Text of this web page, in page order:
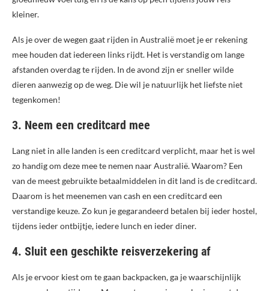
kleiner.
Als je over de wegen gaat rijden in Australië moet je er rekening
mee houden dat iedereen links rijdt. Het is verstandig om lange
afstanden overdag te rijden. In de avond zijn er sneller wilde
dieren aanwezig op de weg. Die wil je natuurlijk het liefste niet
tegenkomen!
3. Neem een creditcard mee
Lang niet in alle landen is een creditcard verplicht, maar het is wel
zo handig om deze mee te nemen naar Australië. Waarom? Een
van de meest gebruikte betaalmiddelen in dit land is de creditcard.
Daarom is het meenemen van cash en een creditcard een
verstandige keuze. Zo kun je gegarandeerd betalen bij ieder hostel,
tijdens ieder ontbijtje, iedere lunch en ieder diner.
4. Sluit een geschikte reisverzekering af
Als je ervoor kiest om te gaan backpacken, ga je waarschijnlijk